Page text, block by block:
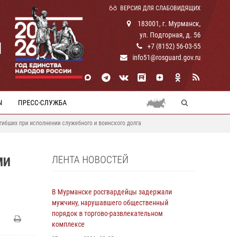
ВЕРСИЯ ДЛЯ СЛАБОВИДЯЩИХ
183001, г. Мурманск,
ул. Подгорная, д. 56
+7 (8152) 56-03-55
info51@rosguard.gov.ru
ПРЕСС-СЛУЖБА
при исполнении служебного и воинского долга
ЛЕНТА НОВОСТЕЙ
В Мурманске росгвардейцы задержали
мужчину, нарушавшего общественный
порядок в торгово-развлекательном
комплексе